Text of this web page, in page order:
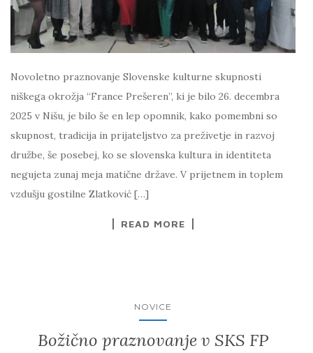
Novoletno praznovanje Slovenske kulturne skupnosti
niškega okrožja “France Prešeren”, ki je bilo 26. decembra
2025 v Nišu, je bilo še en lep opomnik, kako pomembni so
skupnost, tradicija in prijateljstvo za preživetje in razvoj
družbe, še posebej, ko se slovenska kultura in identiteta
negujeta zunaj meja matične države. V prijetnem in toplem
vzdušju gostilne Zlatković […]
READ MORE
NOVICE
Božično praznovanje v SKS FP